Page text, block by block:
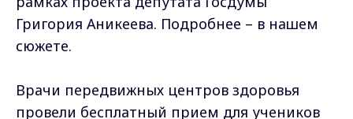
Григория Аникеева. Подробнее – в нашем
сюжете.
Врачи передвижных центров здоровья
провели бесплатный прием для учеников